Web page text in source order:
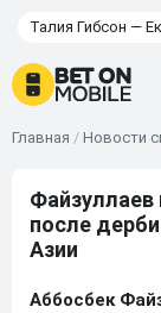
Талия Гибсон —
Главная / Новости
после
Азии
Аббосбек